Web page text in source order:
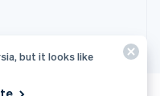
but it looks like